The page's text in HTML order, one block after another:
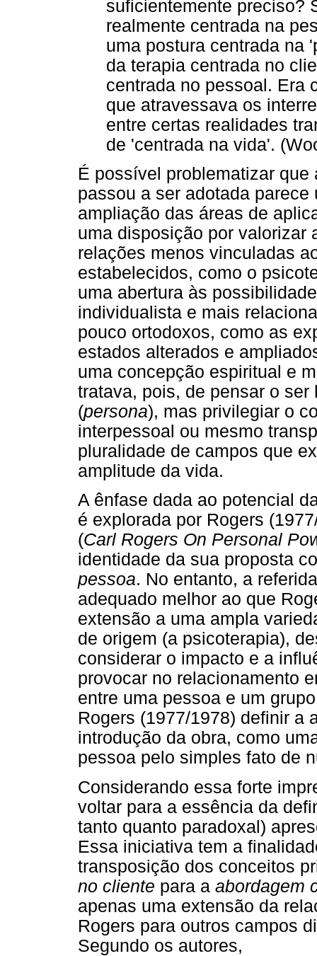
suficientemente preciso?
realmente centrada na
uma postura centrada na
da terapia centrada no
centrada no pessoal. Era
que atravessava os
entre certas realidades
de 'centrada na vida'.
É possível problematizar
passou a ser adotada
ampliação das áreas de
uma disposição por valorizar
relações menos vinculadas
estabelecidos, como o
uma abertura às
individualista e mais
pouco ortodoxos, como as
estados alterados e
uma concepção espiritual e
tratava, pois, de pensar o
(persona), mas privilegiar o
interpessoal ou mesmo
pluralidade de campos que
amplitude da vida.
A ênfase dada ao potencial
é explorada por Rogers
(Carl Rogers On Personal
identidade da sua proposta
pessoa. No entanto, a
adequado melhor ao que
extensão a uma ampla
de origem (a psicoterapia),
considerar o impacto e a
provocar no relacionamento
entre uma pessoa e um
Rogers (1977/1978) definir a
introdução da obra, como
pessoa pelo simples fato de
Considerando essa forte
voltar para a essência da
tanto quanto paradoxal)
Essa iniciativa tem a
transposição dos conceitos
no cliente para a abordagem
apenas uma extensão da
Rogers para outros campos
Segundo os autores,